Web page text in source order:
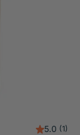
5.0 (1)